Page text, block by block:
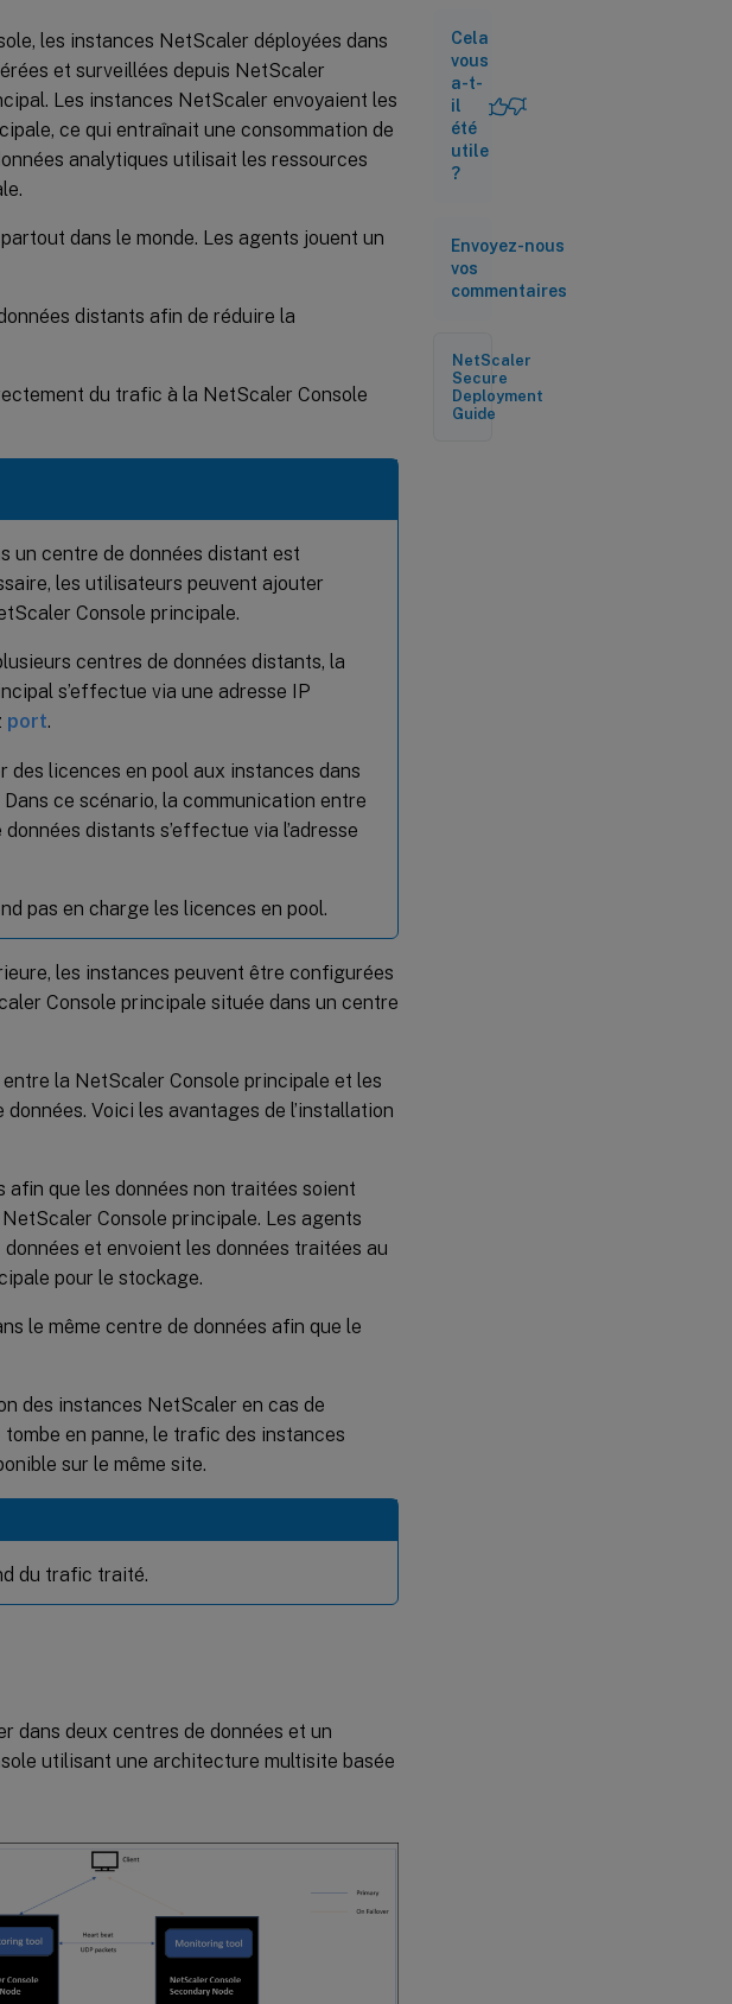
les instances NetScaler déployées dans
et surveillées depuis NetScaler
Les instances NetScaler envoyaient les
ce qui entraînait une consommation de
analytiques utilisait les ressources
dans le monde. Les agents jouent un
distants afin de réduire la
du trafic à la NetScaler Console
un centre de données distant est
les utilisateurs peuvent ajouter
Console principale.
centres de données distants, la
s’effectue via une adresse IP
port.
des licences en pool aux instances dans
ce scénario, la communication entre
distants s’effectue via l’adresse
pas en charge les licences en pool.
les instances peuvent être configurées
Console principale située dans un centre
la NetScaler Console principale et les
Voici les avantages de l’installation
que les données non traitées soient
Console principale. Les agents
et envoient les données traitées au
pour le stockage.
le même centre de données afin que le
des instances NetScaler en cas de
tombe en panne, le trafic des instances
sur le même site.
du trafic traité.
dans deux centres de données et un
utilisant une architecture multisite basée
Ajouter
des
instances
NetScaler
Basculement
Configurer le
seuil
notification
Communication
sécurisée entre
Cela
vous
a-t-
il
été
utile
?
Envoyez-nous
vos
commentaires
NetScaler
Secure
Deployment
Guide